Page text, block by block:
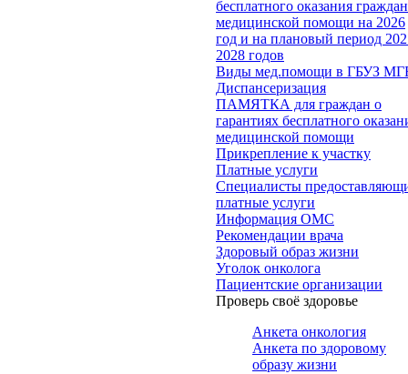
бесплатного оказания
медицинской помощи на 2026
год и на плановый период
2028 годов
Виды мед.помощи в ГБУЗ
Диспансеризация
ПАМЯТКА для граждан о
гарантиях бесплатного
медицинской помощи
Прикрепление к участку
Платные услуги
Специалисты
платные услуги
Информация ОМС
Рекомендации врача
Здоровый образ жизни
Уголок онколога
Пациентские организации
Проверь своё здоровье
Анкета онкология
Анкета по здоровому
образу жизни